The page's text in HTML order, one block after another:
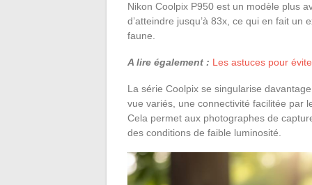
Nikon Coolpix P950 est un modèle plus
d’atteindre jusqu’à 83x, ce qui en fait
faune.
A lire également : Les astuces pour
La série Coolpix se singularise
vue variés, une connectivité facilitée par
Cela permet aux photographes de
des conditions de faible luminosité.